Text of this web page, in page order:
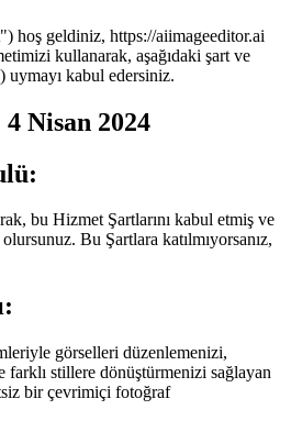
hoş geldiniz, https://aiimageeditor.ai
kullanarak, aşağıdaki şart ve
uymayı kabul edersiniz.
Nisan 2024
bu Hizmet Şartlarını kabul etmiş ve
Bu Şartlara katılmıyorsanız,
görselleri düzenlemenizi,
stillere dönüştürmenizi sağlayan
bir çevrimiçi fotoğraf